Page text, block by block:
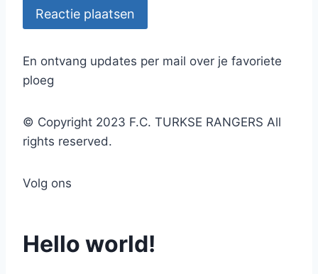
En ontvang updates per mail over je favoriete
ploeg
© Copyright 2023 F.C. TURKSE RANGERS All
rights reserved.
Volg ons
Hello world!